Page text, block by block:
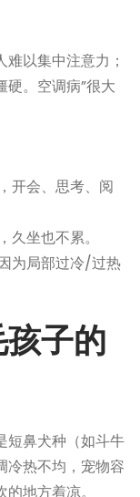
以集中注意力；
。空调病”很大
开会、思考、阅
坐也不累。
为局部过冷/过热
子的
短鼻犬种（如斗牛
冷热不均，宠物容
地方着凉。